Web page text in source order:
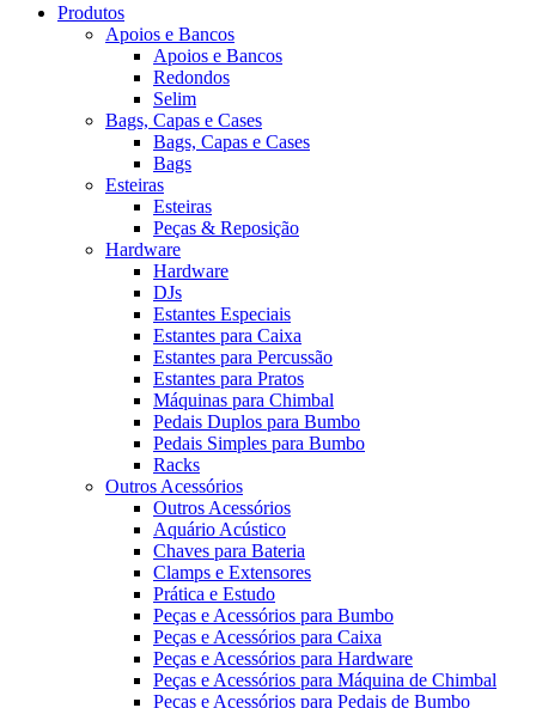
Produtos
Apoios e Bancos
Apoios e Bancos
Redondos
Selim
Bags, Capas e Cases
Bags, Capas e Cases
Bags
Esteiras
Esteiras
Peças & Reposição
Hardware
Hardware
DJs
Estantes Especiais
Estantes para Caixa
Estantes para Percussão
Estantes para Pratos
Máquinas para Chimbal
Pedais Duplos para Bumbo
Pedais Simples para Bumbo
Racks
Outros Acessórios
Outros Acessórios
Aquário Acústico
Chaves para Bateria
Clamps e Extensores
Prática e Estudo
Peças e Acessórios para Bumbo
Peças e Acessórios para Caixa
Peças e Acessórios para Hardware
Peças e Acessórios para Máquina de Chimbal
Peças e Acessórios para Pedais de Bumbo